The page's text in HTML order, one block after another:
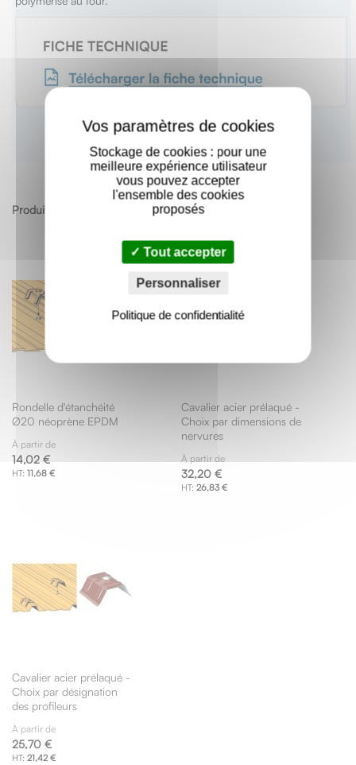
Produits apparentés
Rondelle d'étanchéité
Ø20 néoprène EPDM
À partir de
14,02 €
11,68 €
Cavalier acier prélaqué -
Choix par dimensions de
nervures
À partir de
32,20 €
26,83 €
Cavalier acier prélaqué -
Choix par désignation
des profileurs
À partir de
25,70 €
21,42 €
Stockage de cookies : pour une
meilleure expérience utilisateur
vous pouvez accepter
l'ensemble des cookies
proposés
Tout accepter
Personnaliser
Politique de confidentialité